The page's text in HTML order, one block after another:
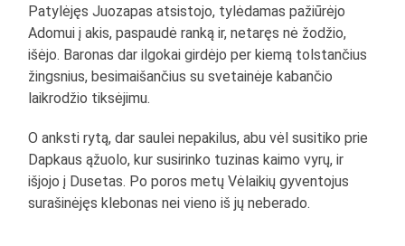
Patylėjęs Juozapas atsistojo, tylėdamas pažiūrėjo
Adomui į akis, paspaudė ranką ir, netaręs nė žodžio,
išėjo. Baronas dar ilgokai girdėjo per kiemą tolstančius
žingsnius, besimaišančius su svetainėje kabančio
laikrodžio tiksėjimu.
O anksti rytą, dar saulei nepakilus, abu vėl susitiko prie
Dapkaus ąžuolo, kur susirinko tuzinas kaimo vyrų, ir
išjojo į Dusetas. Po poros metų Vėlaikių gyventojus
surašinėjęs klebonas nei vieno iš jų neberado.